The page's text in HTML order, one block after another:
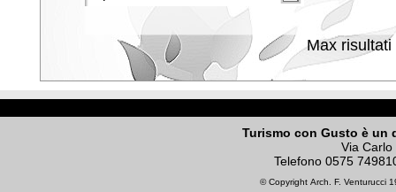
Max risultati
Turismo con Gusto è un
Via
Telefono 0575
© Copyright Arch. F. Venturucci